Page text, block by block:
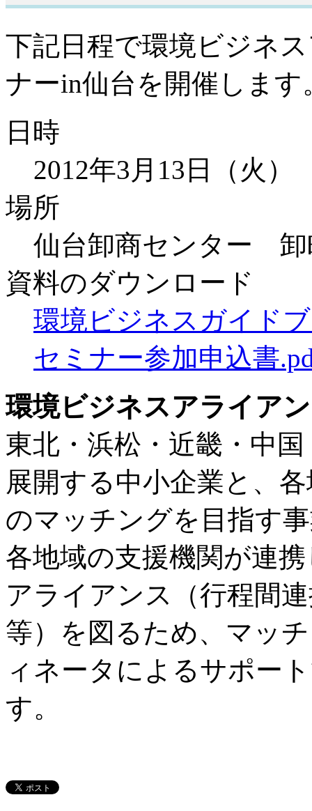
下記日程で環境ビジネ
ナーin仙台を開催します
日時
2012年3月13日（火
場所
仙台卸商センター
資料のダウンロード
環境ビジネスガイド
セミナー参加申込書
環境ビジネスアライア
東北・浜松・近畿・中
展開する中小企業と、
のマッチングを目指す
各地域の支援機関が連
アライアンス（行程間
等）を図るため、マッ
ィネータによるサポー
す。